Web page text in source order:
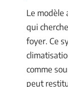
Le
qui
foyer. Ce
comme
peut